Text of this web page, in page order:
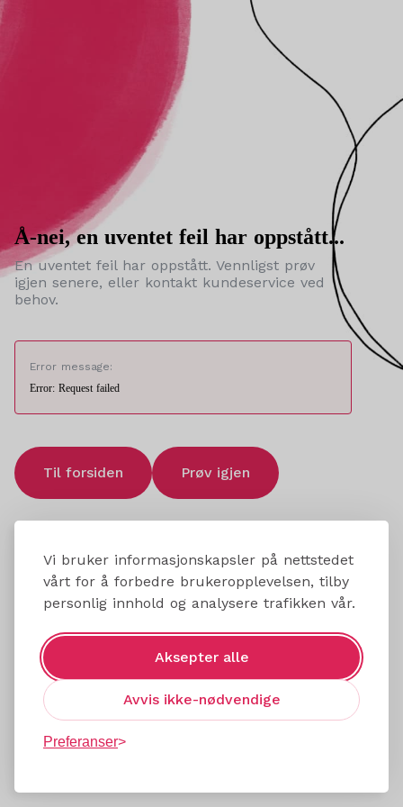
Vi bruker informasjonskapsler på nettstedet
vårt for å forbedre brukeropplevelsen, tilby
personlig innhold og analysere trafikken vår.
Aksepter alle
Avvis ikke-nødvendige
Preferanser
Å-nei, en uventet feil har oppstått...
En uventet feil har oppstått. Vennligst prøv
igjen senere, eller kontakt kundeservice ved
behov.
Error message:
Error: Request failed
Til forsiden Prøv igjen